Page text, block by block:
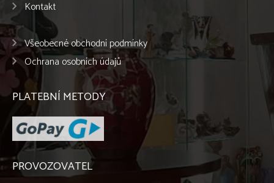
Kontakt
Všeobecné obchodní podmínky
Ochrana osobních údajů
PLATEBNÍ METODY
PROVOZOVATEL